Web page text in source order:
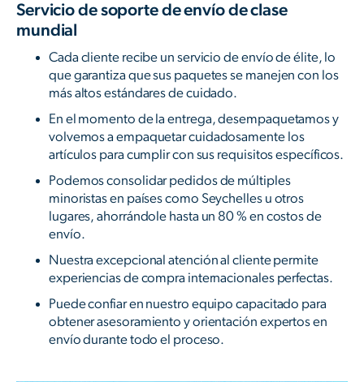
Servicio de soporte de envío de clase
mundial
Cada cliente recibe un servicio de envío de élite, lo
que garantiza que sus paquetes se manejen con los
más altos estándares de cuidado.
En el momento de la entrega, desempaquetamos y
volvemos a empaquetar cuidadosamente los
artículos para cumplir con sus requisitos específicos.
Podemos consolidar pedidos de múltiples
minoristas en países como Seychelles u otros
lugares, ahorrándole hasta un 80 % en costos de
envío.
Nuestra excepcional atención al cliente permite
experiencias de compra internacionales perfectas.
Puede confiar en nuestro equipo capacitado para
obtener asesoramiento y orientación expertos en
envío durante todo el proceso.